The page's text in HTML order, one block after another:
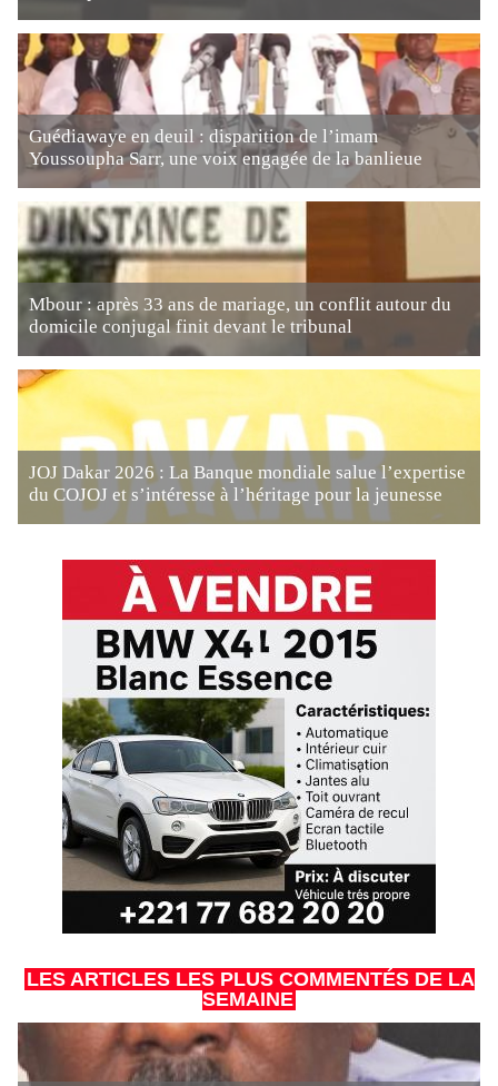
Guédiawaye en deuil : disparition de l’imam
Youssoupha Sarr, une voix engagée de la banlieue
Mbour : après 33 ans de mariage, un conflit autour du
domicile conjugal finit devant le tribunal
JOJ Dakar 2026 : La Banque mondiale salue l’expertise
du COJOJ et s’intéresse à l’héritage pour la jeunesse
LES ARTICLES LES PLUS COMMENTÉS DE LA
SEMAINE